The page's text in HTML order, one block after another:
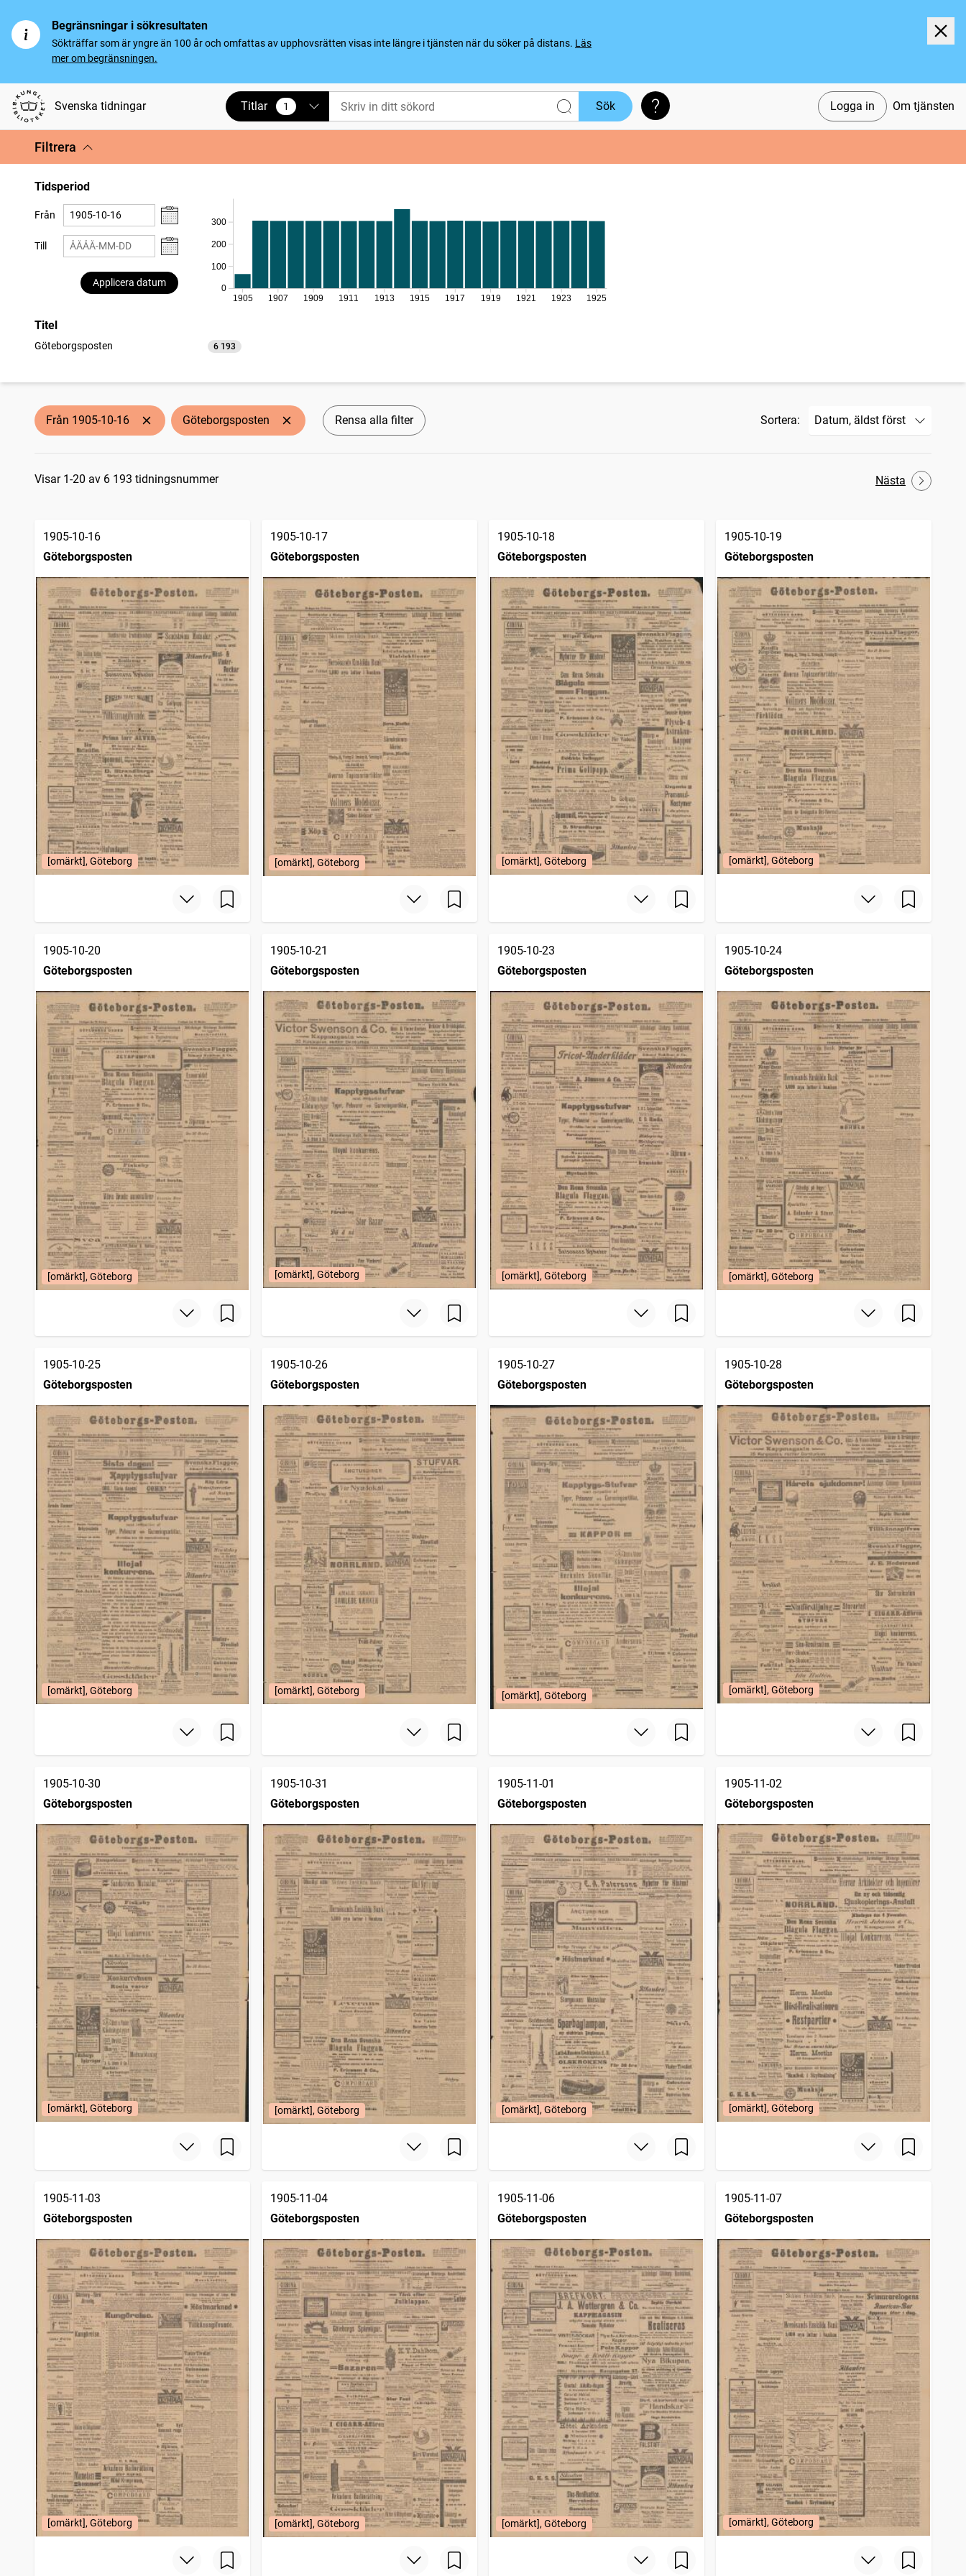
Begränsningar i sökresultaten
Sökträffar som är yngre än 100 år och omfattas av upphovsrätten visas inte längre i tjänsten när du söker på distans. Läs
mer om begränsningen.
Svenska tidningar Logga in Om tjänsten
Titlar 1
vald Sök Söktips
Filtrera
Tidsperiod
Från
Till
Applicera datum
0
100
200
300
1905 1907 1909 1911 1913 1915 1917 1919 1921 1923 1925
Titel
Göteborgsposten 6 193
träffar
Från 1905-10-16 Göteborgsposten Rensa alla filter Sortera:
Sökresultat
Visar 1-20 av 6 193 tidningsnummer Nästa
1905-10-16
Göteborgsposten
[omärkt], Göteborg
1905-10-17
Göteborgsposten
[omärkt], Göteborg
1905-10-18
Göteborgsposten
[omärkt], Göteborg
1905-10-19
Göteborgsposten
[omärkt], Göteborg
1905-10-20
Göteborgsposten
[omärkt], Göteborg
1905-10-21
Göteborgsposten
[omärkt], Göteborg
1905-10-23
Göteborgsposten
[omärkt], Göteborg
1905-10-24
Göteborgsposten
[omärkt], Göteborg
1905-10-25
Göteborgsposten
[omärkt], Göteborg
1905-10-26
Göteborgsposten
[omärkt], Göteborg
1905-10-27
Göteborgsposten
[omärkt], Göteborg
1905-10-28
Göteborgsposten
[omärkt], Göteborg
1905-10-30
Göteborgsposten
[omärkt], Göteborg
1905-10-31
Göteborgsposten
[omärkt], Göteborg
1905-11-01
Göteborgsposten
[omärkt], Göteborg
1905-11-02
Göteborgsposten
[omärkt], Göteborg
1905-11-03
Göteborgsposten
[omärkt], Göteborg
1905-11-04
Göteborgsposten
[omärkt], Göteborg
1905-11-06
Göteborgsposten
[omärkt], Göteborg
1905-11-07
Göteborgsposten
[omärkt], Göteborg